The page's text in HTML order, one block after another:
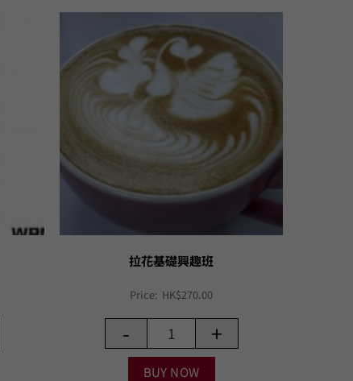
拉花基礎興趣班
Price: HK$270.00
- +
BUY NOW